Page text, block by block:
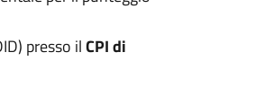
presso ilCPI di